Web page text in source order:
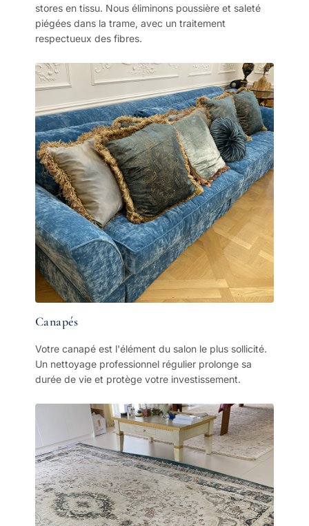
stores en tissu. Nous éliminons poussière et saleté
piégées dans la trame, avec un traitement
respectueux des fibres.
Canapés
Votre canapé est l'élément du salon le plus sollicité.
Un nettoyage professionnel régulier prolonge sa
durée de vie et protège votre investissement.